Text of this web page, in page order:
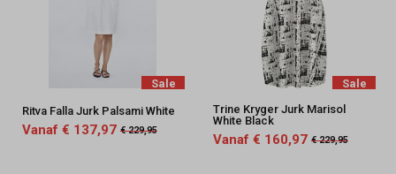
Sale
Ritva Falla Jurk Palsami White
Vanaf € 137,97 € 229,95
Sale
Trine Kryger Jurk Marisol
White Black
Vanaf € 160,97 € 229,95